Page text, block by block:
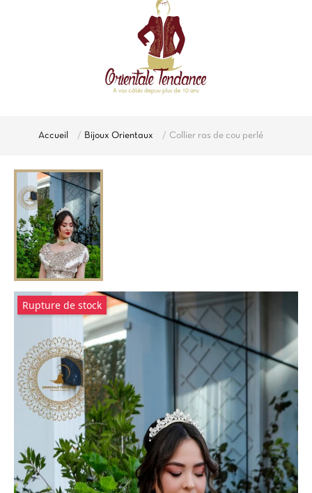
Accueil Bijoux Orientaux Collier ras de cou perlé
Rupture de stock